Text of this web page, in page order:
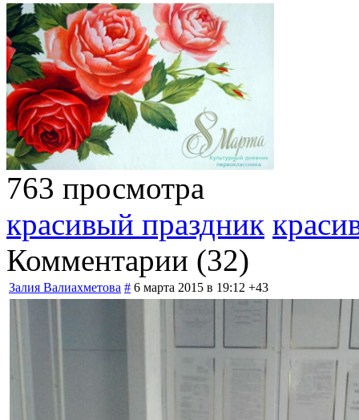
763 просмотра
красивый праздник
Комментарии (32)
Залия Валиахметова # 6 марта 2015 в 19:12 +43